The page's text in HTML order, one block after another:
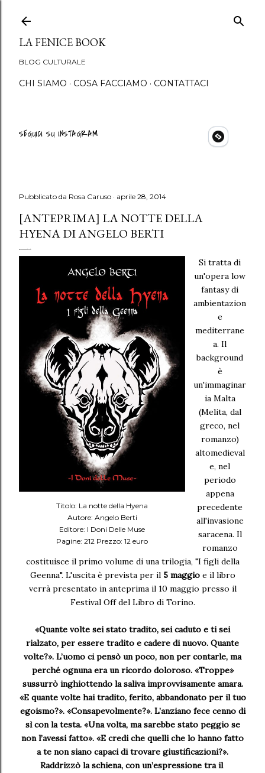
LA FENICE BOOK
BLOG CULTURALE
CHI SIAMO COSA FACCIAMO CONTATTACI
SEGUICI SU INSTAGRAM
Pubblicato da Rosa Caruso aprile 28, 2014
[ANTEPRIMA] LA NOTTE DELLA
HYENA DI ANGELO BERTI
Titolo: La notte della Hyena
Autore: Angelo Berti
Editore: I Doni Delle Muse
Pagine: 212 Prezzo: 12 euro
Si tratta di
un'opera low
fantasy di
ambientazion
e
mediterrane
a. Il
background
è
un'immaginar
ia Malta
(Melita, dal
greco, nel
romanzo)
altomedieval
e, nel
periodo
appena
precedente
all'invasione
saracena. Il
romanzo
costituisce il primo volume di una trilogia, "I figli della
Geenna". L'uscita è prevista per il 5 maggioe il libro
verrà presentato in anteprima il 10 maggio presso il
Festival Off del Libro di Torino.
«Quante volte sei stato tradito, sei caduto e ti sei
rialzato, per essere tradito e cadere di nuovo. Quante
volte?». L’uomo ci pensò un poco, non per contarle, ma
perché ognuna era un ricordo doloroso. «Troppe»
sussurrò inghiottendo la saliva improvvisamente amara.
«E quante volte hai tradito, ferito, abbandonato per il tuo
egoismo?». «Consapevolmente?». L’anziano fece cenno di
sì con la testa. «Una volta, ma sarebbe stato peggio se
non l’avessi fatto». «E credi che quelli che lo hanno fatto
a te non siano capaci di trovare giustificazioni?».
Raddrizzò la schiena, con un’espressione tra il